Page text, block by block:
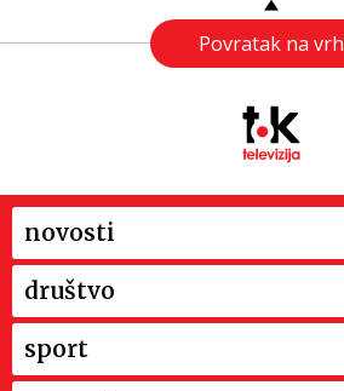
Povratak na vrh
novosti
društvo
sport